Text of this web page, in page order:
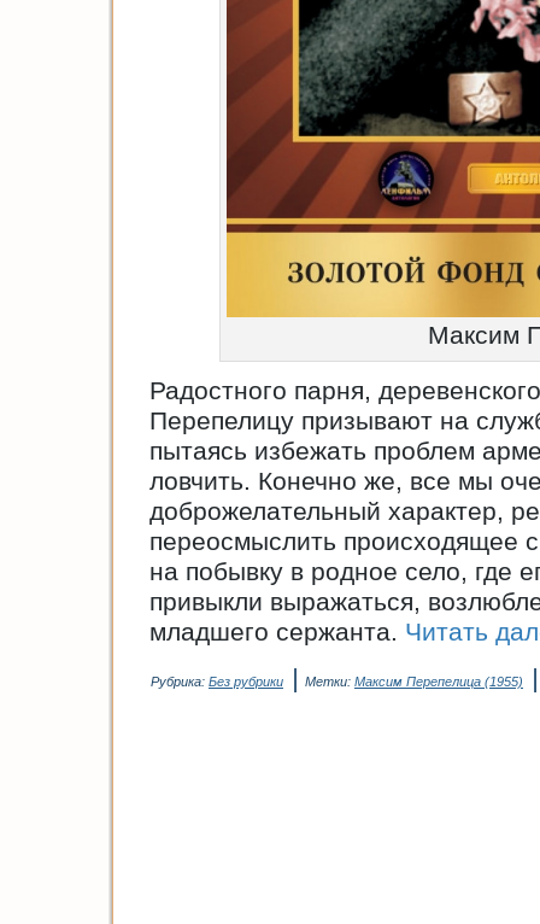
Максим
Радостного парня,
Перепелицу призывают на
пытаясь избежать проблем
ловчить. Конечно же, все мы
доброжелательный характер,
переосмыслить происходящее
на побывку в родное село, где
привыкли выражаться,
младшего сержанта. Читать
Рубрика: Без рубрики | Метки: Максим Перепелица (1955)